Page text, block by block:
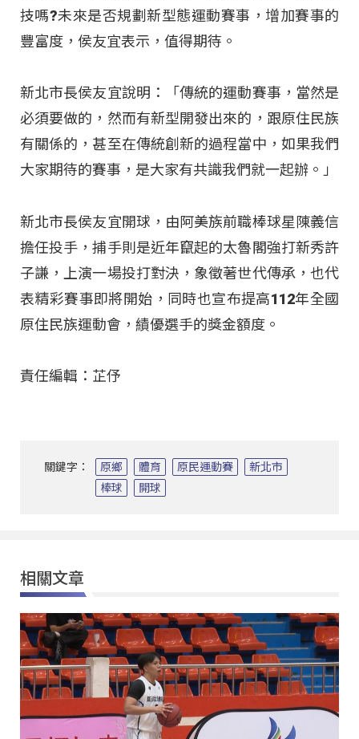
技嗎?未來是否規劃新型態運動賽事，增加賽事的
豐富度，侯友宜表示，值得期待。
新北市長侯友宜說明：「傳統的運動賽事，當然是
必須要做的，然而有新型開發出來的，跟原住民族
有關係的，甚至在傳統創新的過程當中，如果我們
大家期待的賽事，是大家有共識我們就一起辦。」
新北市長侯友宜開球，由阿美族前職棒球星陳義信
擔任投手，捕手則是近年竄起的太魯閣強打新秀許
子謙，上演一場投打對決，象徵著世代傳承，也代
表精彩賽事即將開始，同時也宣布提高112年全國
原住民族運動會，績優選手的獎金額度。
責任編輯：芷伃
關鍵字： 原鄉 體育 原民運動賽
新北市
棒球
開球
相關文章